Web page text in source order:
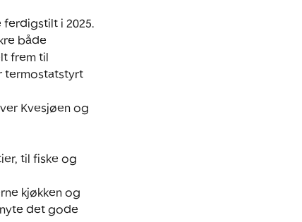
ferdigstilt i 2025.
både
frem til
termostatstyrt
Kvesjøen og
til fiske og
kjøkken og
det gode